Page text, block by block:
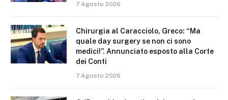
7 Agosto 2026
Chirurgia al Caracciolo, Greco: “Ma
quale day surgery se non ci sono
medici!”. Annunciato esposto alla Corte
dei Conti
7 Agosto 2026